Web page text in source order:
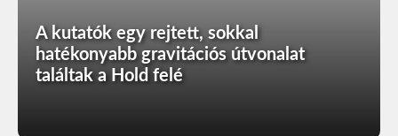
A kutatók egy rejtett, sokkal
hatékonyabb gravitációs útvonalat
találtak a Hold felé